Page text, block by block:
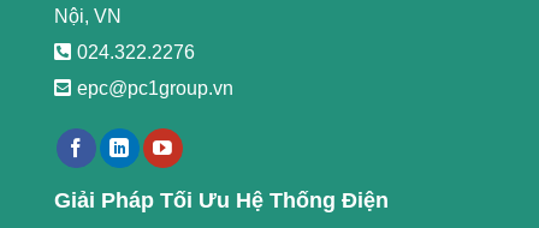
Nội, VN
024.322.2276
epc@pc1group.vn
Giải Pháp Tối Ưu Hệ Thống Điện